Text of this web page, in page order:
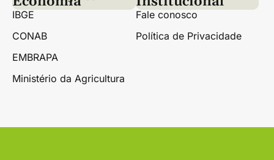
IBGE
CONAB
EMBRAPA
Ministério da Agricultura
Fale conosco
Política de Privacidade